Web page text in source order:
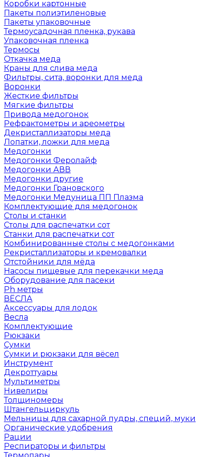
Коробки картонные
Пакеты полиэтиленовые
Пакеты упаковочные
Термоусадочная пленка, рукава
Упаковочная пленка
Термосы
Откачка меда
Краны для слива меда
Фильтры, сита, воронки для меда
Воронки
Жесткие фильтры
Мягкие фильтры
Привода медогонок
Рефрактометры и ареометры
Декристаллизаторы меда
Лопатки, ложки для меда
Медогонки
Медогонки Феролайф
Медогонки АВВ
Медогонки другие
Медогонки Грановского
Медогонки Медуница ПП Плазма
Комплектующие для медогонок
Столы и станки
Столы для распечатки сот
Станки для распечатки сот
Комбинированные столы с медогонками
Рекристаллизаторы и кремовалки
Отстойники для мёда
Насосы пищевые для перекачки меда
Оборудование для пасеки
Ph метры
ВЁСЛА
Аксессуары для лодок
Весла
Комплектующие
Рюкзаки
Сумки
Сумки и рюкзаки для вёсел
Инструмент
Декроттуары
Мультиметры
Нивелиры
Толщиномеры
Штангельциркуль
Мельницы для сахарной пудры, специй, муки
Органические удобрения
Рации
Респираторы и фильтры